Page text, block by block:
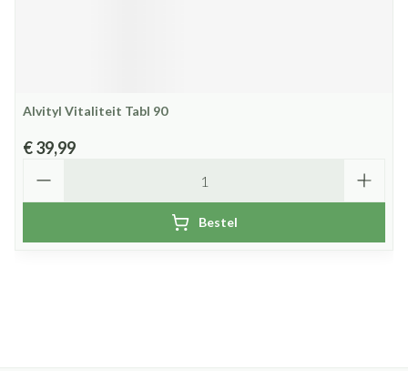
Alvityl Vitaliteit Tabl 90
€ 39,99
Bestel